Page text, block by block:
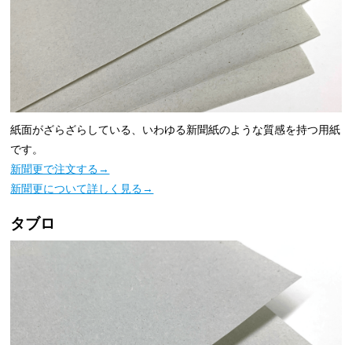
紙面がざらざらしている、いわゆる新聞紙のような質感を持つ用紙
です。
新聞更で注文する→
新聞更について詳しく見る→
タブロ